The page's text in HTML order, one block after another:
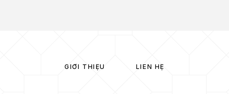
GIỚI THIỆU LIÊN HỆ